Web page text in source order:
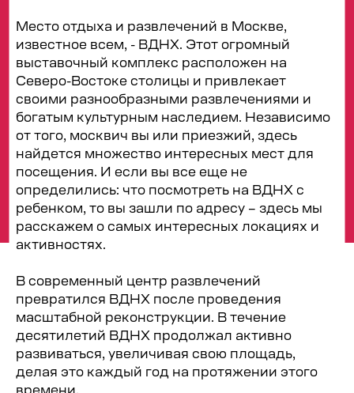
Место отдыха и развлечений в Москве,
известное всем, - ВДНХ. Этот огромный
выставочный комплекс расположен на
Северо-Востоке столицы и привлекает
своими разнообразными развлечениями и
богатым культурным наследием. Независимо
от того, москвич вы или приезжий, здесь
найдется множество интересных мест для
посещения. И если вы все еще не
определились: что посмотреть на ВДНХ с
ребенком, то вы зашли по адресу – здесь мы
расскажем о самых интересных локациях и
активностях.
В современный центр развлечений
превратился ВДНХ после проведения
масштабной реконструкции. В течение
десятилетий ВДНХ продолжал активно
развиваться, увеличивая свою площадь,
делая это каждый год на протяжении этого
времени.